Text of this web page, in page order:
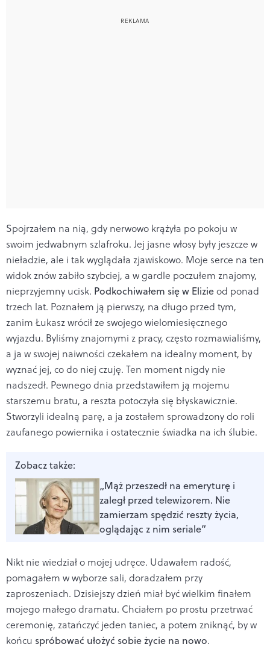
Spojrzałem na nią, gdy nerwowo krążyła po pokoju w
swoim jedwabnym szlafroku. Jej jasne włosy były jeszcze w
nieładzie, ale i tak wyglądała zjawiskowo. Moje serce na ten
widok znów zabiło szybciej, a w gardle poczułem znajomy,
nieprzyjemny ucisk. Podkochiwałem się w Elizieod ponad
trzech lat. Poznałem ją pierwszy, na długo przed tym,
zanim Łukasz wrócił ze swojego wielomiesięcznego
wyjazdu. Byliśmy znajomymi z pracy, często rozmawialiśmy,
a ja w swojej naiwności czekałem na idealny moment, by
wyznać jej, co do niej czuję. Ten moment nigdy nie
nadszedł. Pewnego dnia przedstawiłem ją mojemu
starszemu bratu, a reszta potoczyła się błyskawicznie.
Stworzyli idealną parę, a ja zostałem sprowadzony do roli
zaufanego powiernika i ostatecznie świadka na ich ślubie.
Zobacz także:
„Mąż przeszedł na emeryturę i
zaległ przed telewizorem. Nie
zamierzam spędzić reszty życia,
oglądając z nim seriale”
Nikt nie wiedział o mojej udręce. Udawałem radość,
pomagałem w wyborze sali, doradzałem przy
zaproszeniach. Dzisiejszy dzień miał być wielkim finałem
mojego małego dramatu. Chciałem po prostu przetrwać
ceremonię, zatańczyć jeden taniec, a potem zniknąć, by w
końcu spróbować ułożyć sobie życie na nowo.